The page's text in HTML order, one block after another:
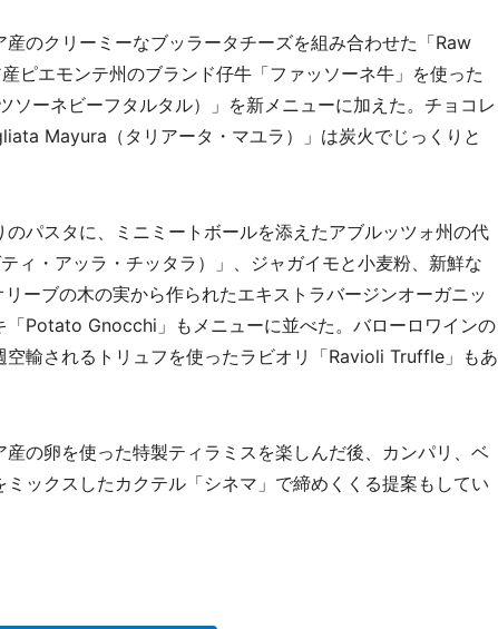
のクリーミーなブッラータチーズを組み合わせた「Raw
ピエモンテ州のブランド仔牛「ファッソーネ牛」を使った
ーネビーフタルタル）」を新メニューに加えた。チョコレ
Mayura（タリアータ・マユラ）」は炭火でじっくりと
パスタに、ミニミートボールを添えたアブルッツォ州の代
・アッラ・チッタラ）」、ジャガイモと小麦粉、新鮮な
ーブの木の実から作られたエキストラバージンオーガニッ
「Potato Gnocchi」もメニューに並べた。バローロワインの
輸されるトリュフを使ったラビオリ「Ravioli Truffle」もあ
の卵を使った特製ティラミスを楽しんだ後、カンパリ、ベ
ックスしたカクテル「シネマ」で締めくくる提案もしてい